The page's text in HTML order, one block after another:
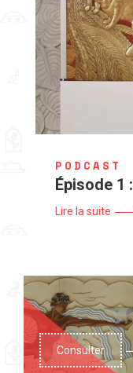
PODCAST
Épisode 1 :
Lire la suite
Consulter